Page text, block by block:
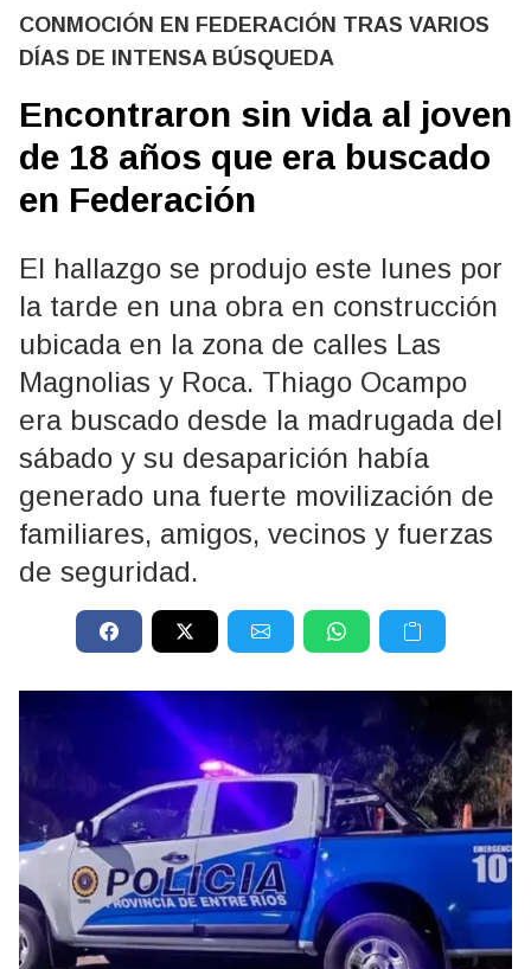
CONMOCIÓN EN FEDERACIÓN TRAS VARIOS
DÍAS DE INTENSA BÚSQUEDA
Encontraron sin vida al joven
de 18 años que era buscado
en Federación
El hallazgo se produjo este lunes por
la tarde en una obra en construcción
ubicada en la zona de calles Las
Magnolias y Roca. Thiago Ocampo
era buscado desde la madrugada del
sábado y su desaparición había
generado una fuerte movilización de
familiares, amigos, vecinos y fuerzas
de seguridad.